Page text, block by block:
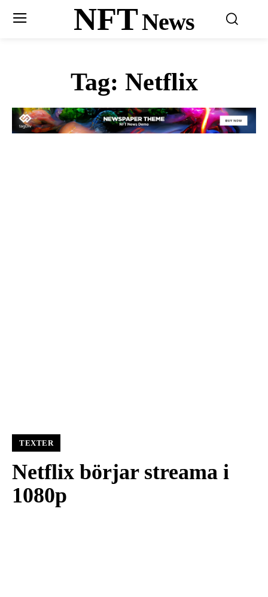
NFTNews
Tag: Netflix
TEXTER
Netflix börjar streama i
1080p